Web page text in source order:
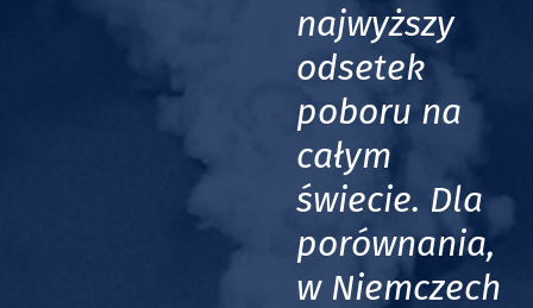
najwyższy
odsetek
poboru na
całym
świecie. Dla
porównania,
w Niemczech